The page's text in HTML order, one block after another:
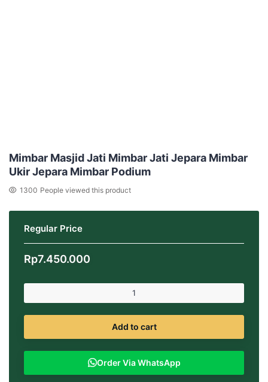
Mimbar Masjid Jati Mimbar Jati Jepara Mimbar
Ukir Jepara Mimbar Podium
1300 People viewed this product
Regular Price
Rp7.450.000
Add to cart
Order Via WhatsApp